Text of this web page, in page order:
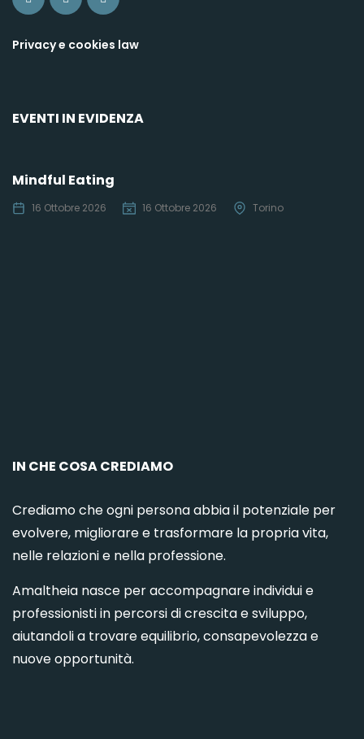
Privacy e cookies law
EVENTI IN EVIDENZA
Mindful Eating
16 Ottobre 2026 16 Ottobre 2026 Torino
IN CHE COSA CREDIAMO
Crediamo che ogni persona abbia il potenziale per
evolvere, migliorare e trasformare la propria vita,
nelle relazioni e nella professione.
Amaltheia nasce per accompagnare individui e
professionisti in percorsi di crescita e sviluppo,
aiutandoli a trovare equilibrio, consapevolezza e
nuove opportunità.